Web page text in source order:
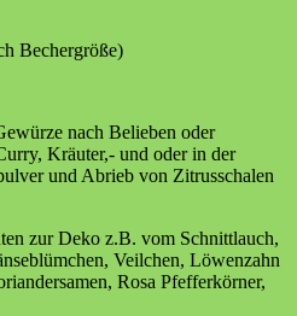
Bechergröße)
nach Belieben oder
Kräuter,- und oder in der
und Abrieb von Zitrusschalen
zur Deko z.B. vom Schnittlauch,
Veilchen, Löwenzahn
Rosa Pfefferkörner,